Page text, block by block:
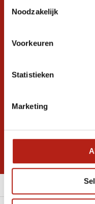
Noodzakelijk
Voorkeuren
Statistieken
Marketing
Ontvang de
promoties
* Lees hier de wettelijke